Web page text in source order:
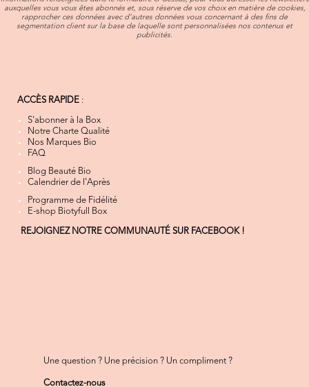
auxquelles vous vous êtes abonnés et, sous réserve de vos choix en matière de cookies,
rapprocher ces données avec d’autres données vous concernant à des fins de
segmentation client sur la base de laquelle sont personnalisées nos contenus et
publicités.
ACCÈS RAPIDE :
S'abonner à la Box
Notre Charte Qualité
Nos Marques Bio
FAQ
Blog Beauté Bio
Calendrier de l'Après
Programme de Fidélité
E-shop Biotyfull Box
REJOIGNEZ NOTRE COMMUNAUTÉ SUR FACEBOOK !
Une question ? Une précision ? Un compliment ?
Contactez-nous